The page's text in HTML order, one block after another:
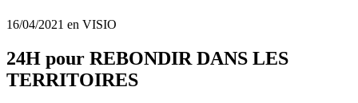
16/04/2021 en VISIO
24H pour REBONDIR DANS LES
TERRITOIRES